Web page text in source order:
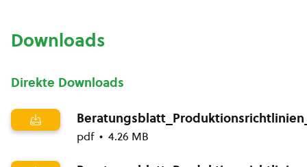
Downloads
Direkte Downloads
pdf 4.26 MB